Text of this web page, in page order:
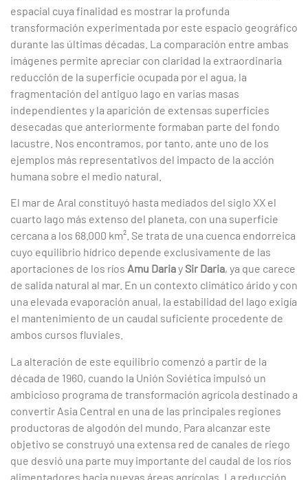
espacial cuya finalidad es mostrar la profunda
transformación experimentada por este espacio geográfico
durante las últimas décadas. La comparación entre ambas
imágenes permite apreciar con claridad la extraordinaria
reducción de la superficie ocupada por el agua, la
fragmentación del antiguo lago en varias masas
independientes y la aparición de extensas superficies
desecadas que anteriormente formaban parte del fondo
lacustre. Nos encontramos, por tanto, ante uno de los
ejemplos más representativos del impacto de la acción
humana sobre el medio natural.
El mar de Aral constituyó hasta mediados del siglo XX el
cuarto lago más extenso del planeta, con una superficie
cercana a los 68.000 km². Se trata de una cuenca endorreica
cuyo equilibrio hídrico depende exclusivamente de las
aportaciones de los ríos Amu Dariay Sir Daria, ya que carece
de salida natural al mar. En un contexto climático árido y con
una elevada evaporación anual, la estabilidad del lago exigía
el mantenimiento de un caudal suficiente procedente de
ambos cursos fluviales.
La alteración de este equilibrio comenzó a partir de la
década de 1960, cuando la Unión Soviética impulsó un
ambicioso programa de transformación agrícola destinado a
convertir Asia Central en una de las principales regiones
productoras de algodón del mundo. Para alcanzar este
objetivo se construyó una extensa red de canales de riego
que desvió una parte muy importante del caudal de los ríos
alimentadores hacia nuevas áreas agrícolas. La reducción